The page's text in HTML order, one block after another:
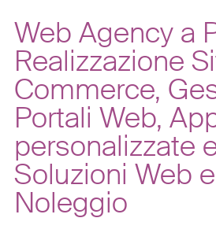
Web Agency a
Realizzazione
Commerce,
Portali Web,
personalizzate
Soluzioni Web
Noleggio